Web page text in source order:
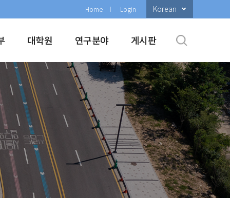
Home Login Korean
대학원 연구분야 게시판